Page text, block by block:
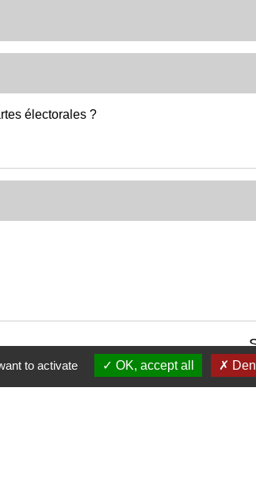
électorales ?
to activate OK, accept all